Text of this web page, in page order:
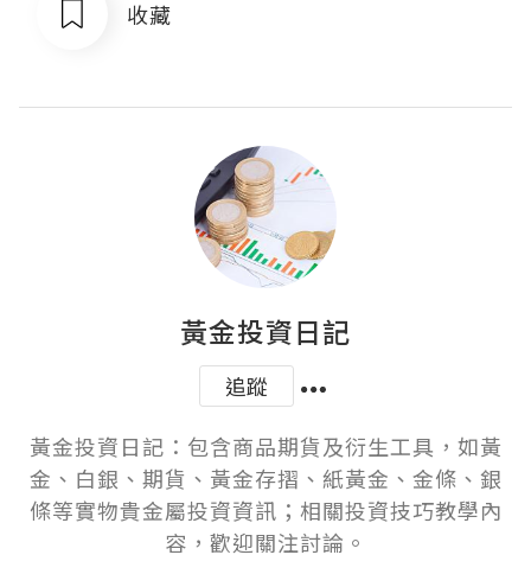
收藏
黃金投資日記
追蹤
黃金投資日記：包含商品期貨及衍生工具，如黃
金、白銀、期貨、黃金存摺、紙黃金、金條、銀
條等實物貴金屬投資資訊；相關投資技巧教學內
容，歡迎關注討論。